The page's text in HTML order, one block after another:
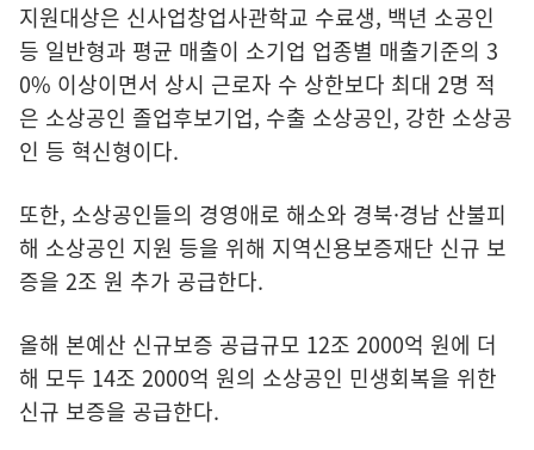
지원대상은 신사업창업사관학교 수료생, 백년 소공인
등 일반형과 평균 매출이 소기업 업종별 매출기준의 3
0% 이상이면서 상시 근로자 수 상한보다 최대 2명 적
은 소상공인 졸업후보기업, 수출 소상공인, 강한 소상공
인 등 혁신형이다.
또한, 소상공인들의 경영애로 해소와 경북·경남 산불피
해 소상공인 지원 등을 위해 지역신용보증재단 신규 보
증을 2조 원 추가 공급한다.
올해 본예산 신규보증 공급규모 12조 2000억 원에 더
해 모두 14조 2000억 원의 소상공인 민생회복을 위한
신규 보증을 공급한다.